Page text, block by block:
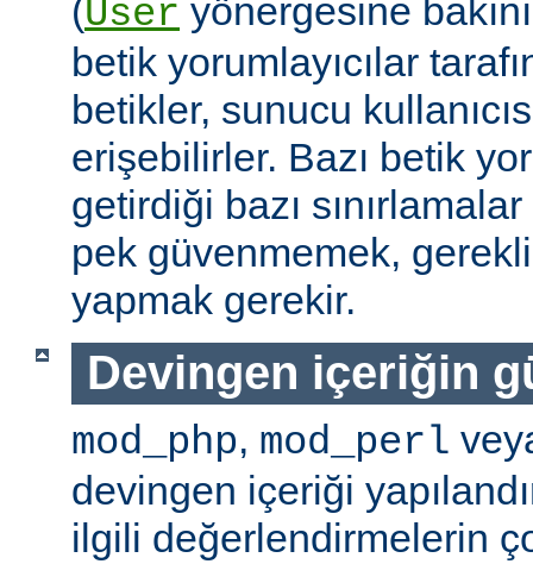
(User yönergesine
betik yorumlayıcılar
betikler, sunucu
erişebilirler. Bazı betik
getirdiği bazı
pek güvenmemek,
yapmak gerekir.
Devingen içeriğin
mod_php, mod_perl
devingen içeriği
ilgili değerlendirmelerin